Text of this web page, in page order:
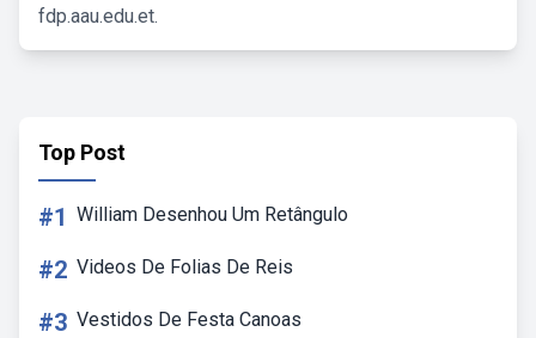
fdp.aau.edu.et.
Top Post
#1 William Desenhou Um Retângulo
#2 Videos De Folias De Reis
#3 Vestidos De Festa Canoas